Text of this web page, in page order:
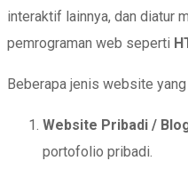
interaktif lainnya, dan diatur
pemrograman web seperti
Beberapa jenis website yang
Website Pribadi /
portofolio pribadi.